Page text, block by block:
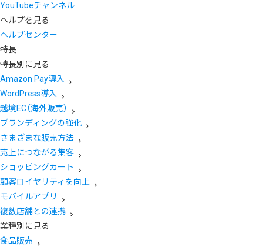
YouTubeチャンネル
ヘルプを見る
ヘルプセンター
特長
特長別に見る
Amazon Pay導入
WordPress導入
越境EC（海外販売）
ブランディングの強化
さまざまな販売方法
売上につながる集客
ショッピングカート
顧客ロイヤリティを向上
モバイルアプリ
複数店舗との連携
業種別に見る
食品販売